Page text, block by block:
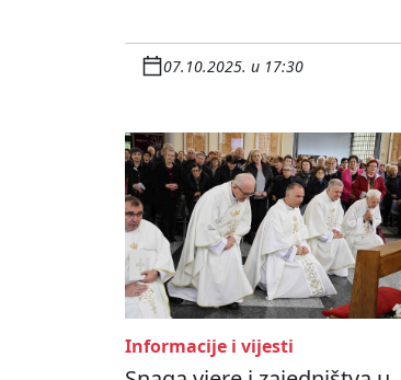
07.10.2025. u 17:30
Informacije i vijesti